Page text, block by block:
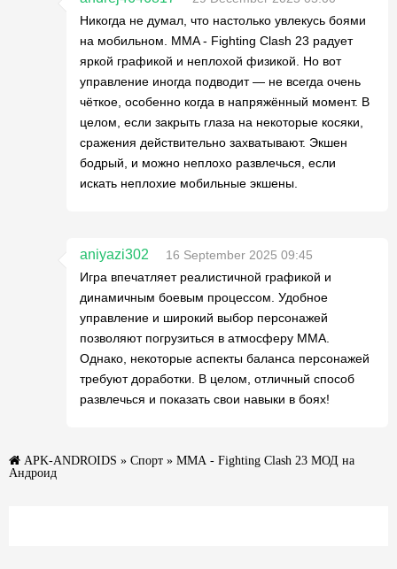
Никогда не думал, что настолько увлекусь боями
на мобильном. MMA - Fighting Clash 23 радует
яркой графикой и неплохой физикой. Но вот
управление иногда подводит — не всегда очень
чёткое, особенно когда в напряжённый момент. В
целом, если закрыть глаза на некоторые косяки,
сражения действительно захватывают. Экшен
бодрый, и можно неплохо развлечься, если
искать неплохие мобильные экшены.
aniyazi302
16 September 2025 09:45
Игра впечатляет реалистичной графикой и
динамичным боевым процессом. Удобное
управление и широкий выбор персонажей
позволяют погрузиться в атмосферу ММА.
Однако, некоторые аспекты баланса персонажей
требуют доработки. В целом, отличный способ
развлечься и показать свои навыки в боях!
APK-ANDROIDS » Спорт » MMA - Fighting Clash 23 МОД на
Андроид